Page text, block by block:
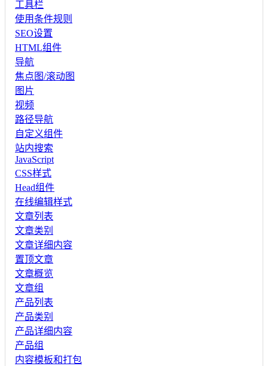
工具栏
使用条件规则
SEO设置
HTML组件
导航
焦点图/滚动图
图片
视频
路径导航
自定义组件
站内搜索
JavaScript
CSS样式
Head组件
在线编辑样式
文章列表
文章类别
文章详细内容
置顶文章
文章概览
文章组
产品列表
产品类别
产品详细内容
产品组
内容模板和打包